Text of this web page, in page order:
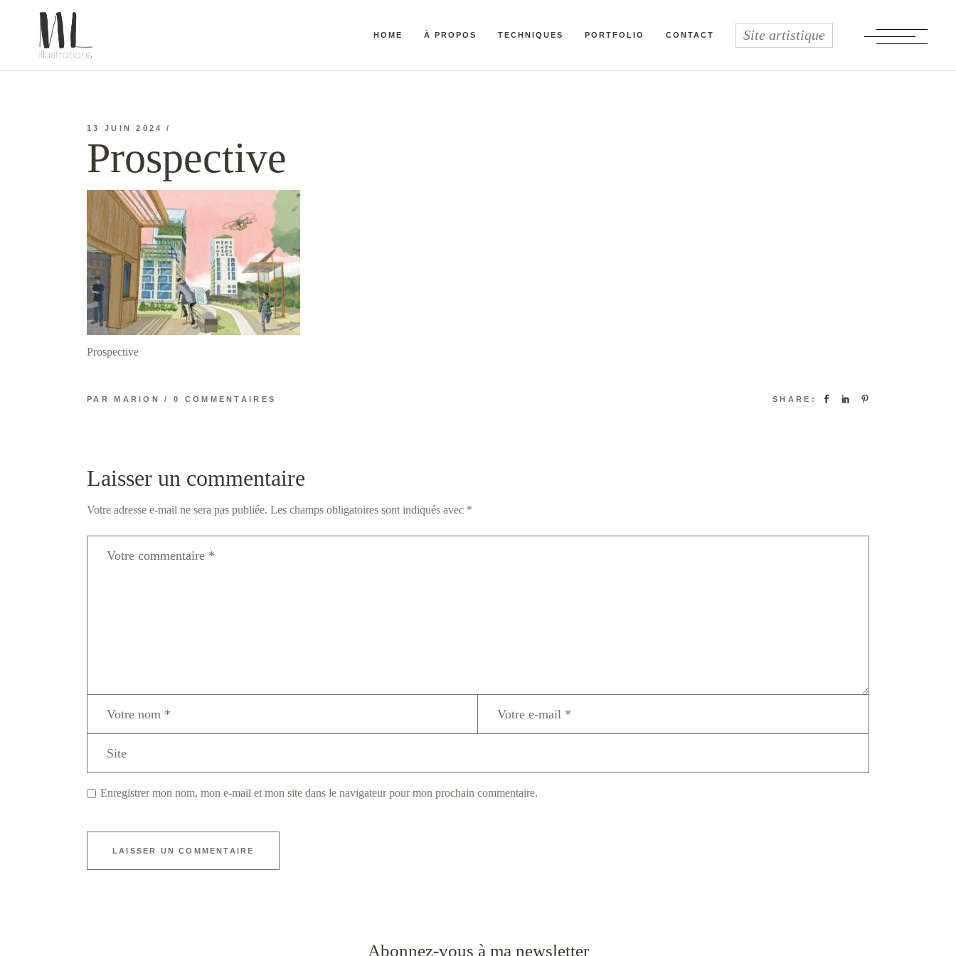
HOME À PROPOS TECHNIQUES PORTFOLIO CONTACT Site artistique
Prospective
13 JUIN 2024
Prospective
Prospective
PAR MARION 0 COMMENTAIRES SHARE:
Laisser un commentaire
Votre adresse e-mail ne sera pas publiée. Les champs obligatoires sont indiqués avec *
Enregistrer mon nom, mon e-mail et mon site dans le navigateur pour mon prochain commentaire.
LAISSER UN COMMENTAIRE
Abonnez-vous à ma newsletter